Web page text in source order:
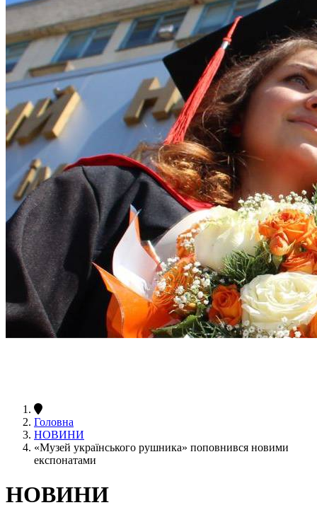
Головна
НОВИНИ
«Музей українського рушника» поповнився новими
експонатами
НОВИНИ